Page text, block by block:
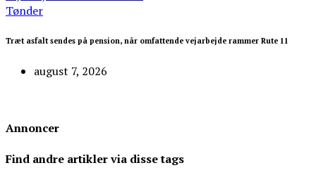
Tønder
Træt asfalt sendes på pension, når omfattende vejarbejde rammer Rute 11
august 7, 2026
Annoncer
Find andre artikler via disse tags